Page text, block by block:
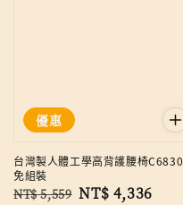
優惠
台灣製人體工學高背護腰椅C6830
免組裝
Regular
NT$ 5,559 Sale
NT$ 4,336